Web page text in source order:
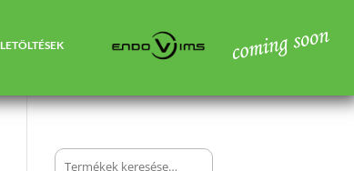
LETÖLTÉSEK
Keresés